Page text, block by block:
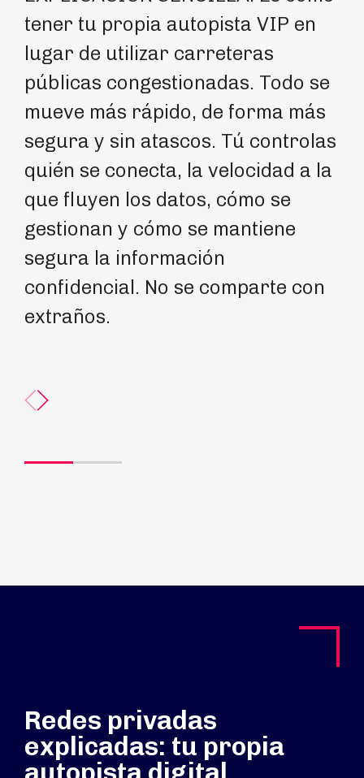
tener tu propia autopista VIP en
lugar de utilizar carreteras
públicas congestionadas. Todo se
mueve más rápido, de forma más
segura y sin atascos. Tú controlas
quién se conecta, la velocidad a la
que fluyen los datos, cómo se
gestionan y cómo se mantiene
segura la información
confidencial. No se comparte con
extraños.
Redes privadas
explicadas: tu propia